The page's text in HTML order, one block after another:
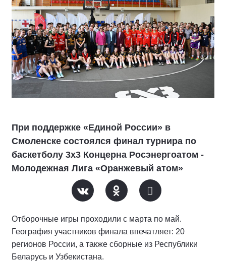
При поддержке «Единой России» в
Смоленске состоялся финал турнира по
баскетболу 3х3 Концерна Росэнергоатом -
Молодежная Лига «Оранжевый атом»
Отборочные игры проходили с марта по май.
География участников финала впечатляет: 20
регионов России, а также сборные из Республики
Беларусь и Узбекистана.